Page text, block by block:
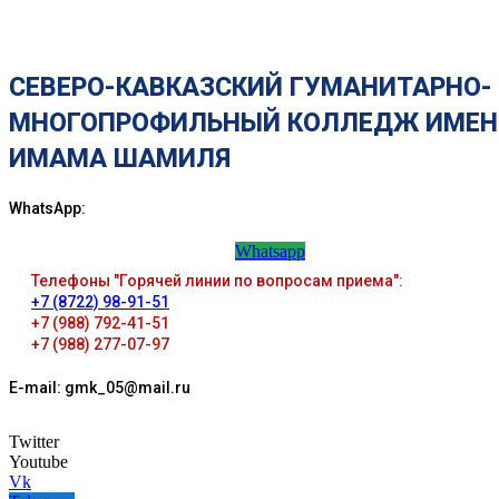
СЕВЕРО-КАВКАЗСКИЙ ГУМАНИТАРНО-
МНОГОПРОФИЛЬНЫЙ КОЛЛЕДЖ
ИМАМА ШАМИЛЯ
WhatsApp:
Whatsapp
Телефоны "Горячей линии по вопросам приема":
+7 (8722) 98-91-51
+7 (988) 792-41-51
+7 (988) 277-07-97
E-mail: gmk_05@mail.ru
Twitter
Youtube
Vk